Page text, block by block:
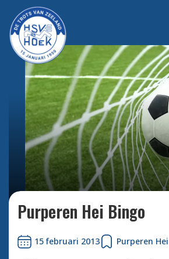
Purperen Hei Bingo
15 februari 2013 Purperen Hei